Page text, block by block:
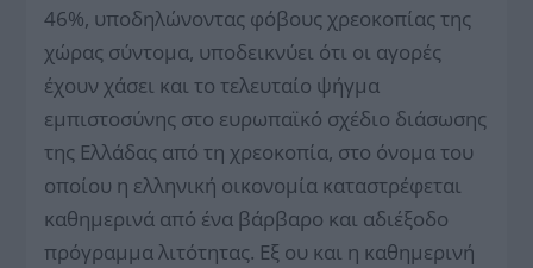
46%, υποδηλώνοντας φόβους χρεοκοπίας της
χώρας σύντομα, υποδεικνύει ότι οι αγορές
έχουν χάσει και το τελευταίο ψήγμα
εμπιστοσύνης στο ευρωπαϊκό σχέδιο διάσωσης
της Ελλάδας από τη χρεοκοπία, στο όνομα του
οποίου η ελληνική οικονομία καταστρέφεται
καθημερινά από ένα βάρβαρο και αδιέξοδο
πρόγραμμα λιτότητας. Εξ ου και η καθημερινή